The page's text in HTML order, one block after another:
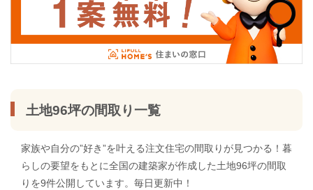
土地96坪の間取り一覧
家族や自分の”好き”を叶える注文住宅の間取りが見つかる！暮
らしの要望をもとに全国の建築家が作成した土地96坪の間取
りを9件公開しています。毎日更新中！